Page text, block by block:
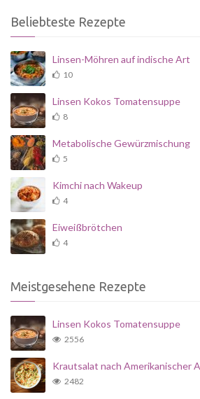
Beliebteste Rezepte
Linsen-Möhren auf indische Art
10
Linsen Kokos Tomatensuppe
8
Metabolische Gewürzmischung
5
Kimchi nach Wakeup
4
Eiweißbrötchen
4
Meistgesehene Rezepte
Linsen Kokos Tomatensuppe
2556
Krautsalat nach Amerikanischer
2482